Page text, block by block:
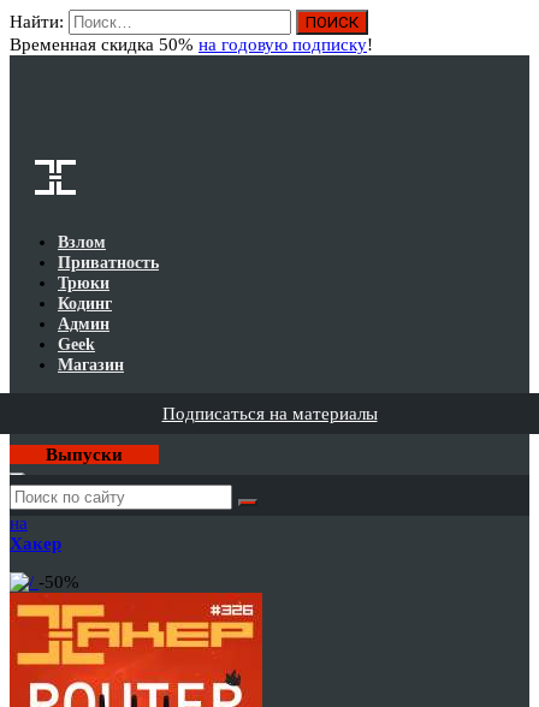
Найти:
Временная скидка 50% на годовую подписку!
Взлом
Приватность
Трюки
Кодинг
Админ
Geek
Магазин
Подписаться на материалы
Выпуски
Годовая
подписка
на
Хакер
-50%